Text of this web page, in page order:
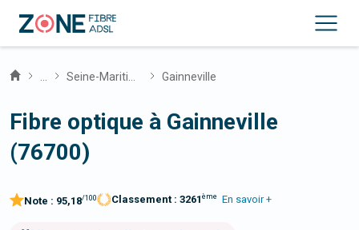
Gainneville
Fibre optique à Gainneville
(76700)
Note : 95,18/100 Classement : 3261 ème En savoir +